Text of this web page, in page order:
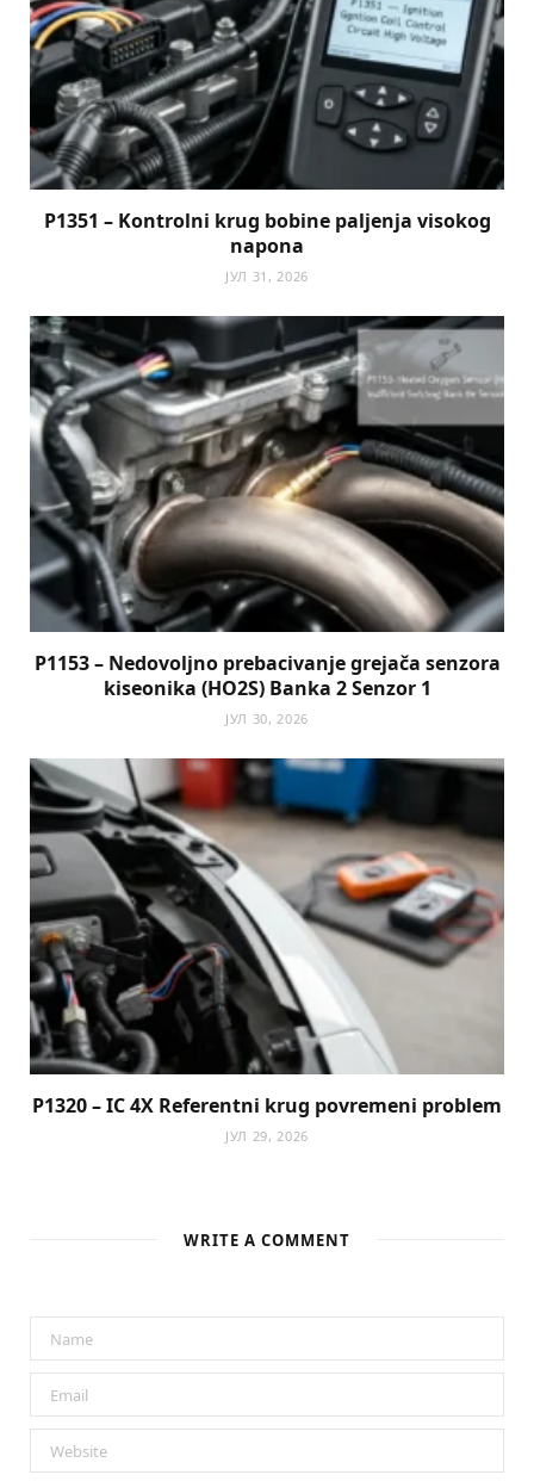
P1351 – Kontrolni krug bobine paljenja visokog
napona
ЈУЛ 31, 2026
P1153 – Nedovoljno prebacivanje grejača senzora
kiseonika (HO2S) Banka 2 Senzor 1
ЈУЛ 30, 2026
P1320 – IC 4X Referentni krug povremeni problem
ЈУЛ 29, 2026
WRITE A COMMENT